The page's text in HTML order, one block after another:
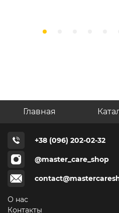
Главная
+38 (096) 202-02-32
@master_care_shop
О нас
Контакты